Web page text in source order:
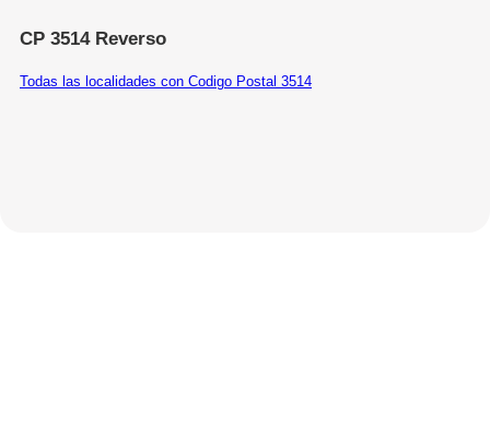
CP 3514 Reverso
Todas las localidades con Codigo Postal 3514